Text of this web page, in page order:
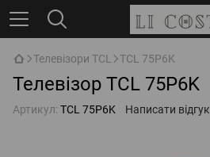
Телевізори TCL TCL 75P6K
Телевізор TCL 75P6K
Артикул: TCL 75P6K Написати відгук